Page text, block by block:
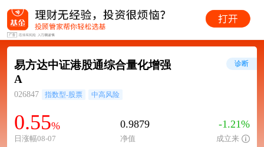
易方达中证港股通综合量化增强
A
026847 指数型-股票 中高风险
0.55%
日涨幅08-07
0.9879
净值
-1.21%
成立来
诊断